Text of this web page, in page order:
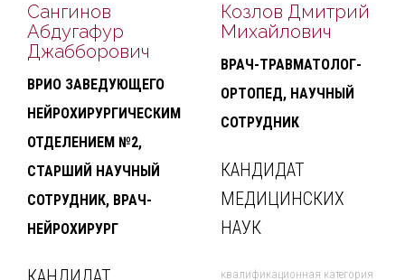
Сангинов
Абдугафур
Джабборович
ВРИО ЗАВЕДУЮЩЕГО
НЕЙРОХИРУРГИЧЕСКИМ
ОТДЕЛЕНИЕМ №2,
СТАРШИЙ НАУЧНЫЙ
СОТРУДНИК, ВРАЧ-
НЕЙРОХИРУРГ
Козлов Дмитрий
Михайлович
ВРАЧ-ТРАВМАТОЛОГ-
ОРТОПЕД, НАУЧНЫЙ
СОТРУДНИК
КАНДИДАТ
МЕДИЦИНСКИХ
НАУК
квалификационная категория